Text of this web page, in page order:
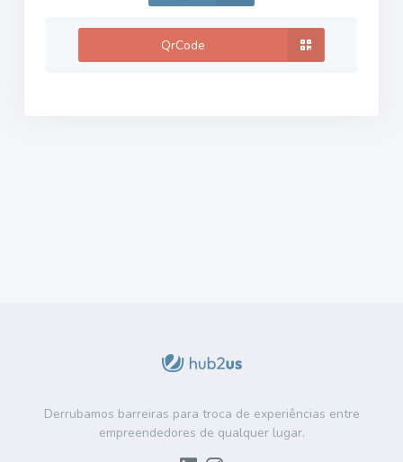
QrCode
Derrubamos barreiras para troca de experiências entre
empreendedores de qualquer lugar.